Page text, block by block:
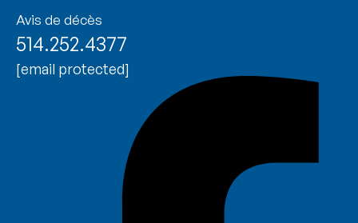
Avis de décès
514.252.4377
[email protected]